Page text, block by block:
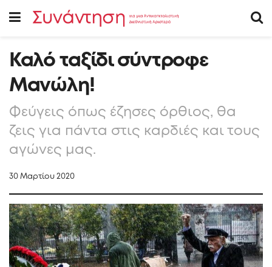
Καλό ταξίδι σύντροφε
Μανώλη!
Φεύγεις όπως έζησες όρθιος, θα
ζεις για πάντα στις καρδιές και τους
αγώνες μας.
30 Μαρτίου 2020